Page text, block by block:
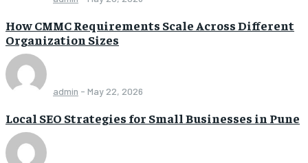
How CMMC Requirements Scale Across Different
Organization Sizes
admin - May 22, 2026
Local SEO Strategies for Small Businesses in Pune